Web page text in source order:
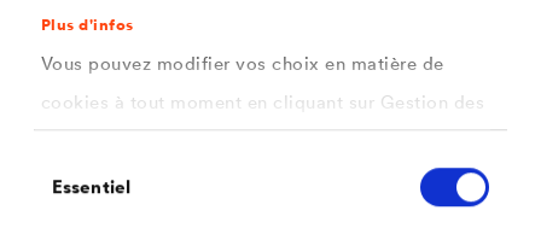
Plus d'infos
Vous pouvez modifier vos choix en matière de
cookies à tout moment en cliquant sur Gestion des
informations dans notre
politique de confidentialité
duEssentiel
Résistance à l'abrasion humide : classe 2
Comble ou égalise les joints de papier ingrain
Perméable à la diffusion
Faible émission, sans solvants ni plastifiants